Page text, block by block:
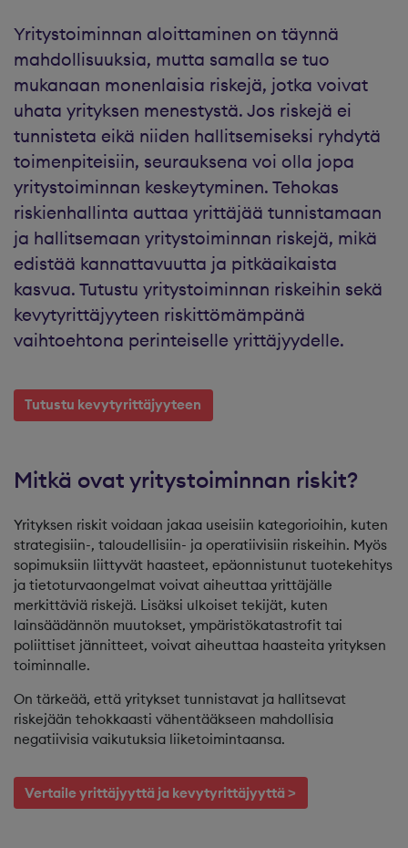
Yritystoiminnan aloittaminen on täynnä
mahdollisuuksia, mutta samalla se tuo
mukanaan monenlaisia riskejä, jotka voivat
uhata yrityksen menestystä. Jos riskejä ei
tunnisteta eikä niiden hallitsemiseksi ryhdytä
toimenpiteisiin, seurauksena voi olla jopa
yritystoiminnan keskeytyminen. Tehokas
riskienhallinta auttaa yrittäjää tunnistamaan
ja hallitsemaan yritystoiminnan riskejä, mikä
edistää kannattavuutta ja pitkäaikaista
kasvua. Tutustu yritystoiminnan riskeihin sekä
kevytyrittäjyyteen riskittömämpänä
vaihtoehtona perinteiselle yrittäjyydelle.
Tutustu kevytyrittäjyyteen
Mitkä ovat yritystoiminnan riskit?
Yrityksen riskit voidaan jakaa useisiin kategorioihin, kuten
strategisiin-, taloudellisiin- ja operatiivisiin riskeihin. Myös
sopimuksiin liittyvät haasteet, epäonnistunut tuotekehitys
ja tietoturvaongelmat voivat aiheuttaa yrittäjälle
merkittäviä riskejä. Lisäksi ulkoiset tekijät, kuten
lainsäädännön muutokset, ympäristökatastrofit tai
poliittiset jännitteet, voivat aiheuttaa haasteita yrityksen
toiminnalle.
On tärkeää, että yritykset tunnistavat ja hallitsevat
riskejään tehokkaasti vähentääkseen mahdollisia
negatiivisia vaikutuksia liiketoimintaansa.
Vertaile yrittäjyyttä ja kevytyrittäjyyttä >